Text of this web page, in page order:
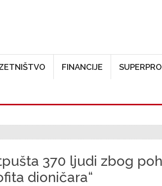
FINANCIJE
370 ljudi zbog
dioničara“